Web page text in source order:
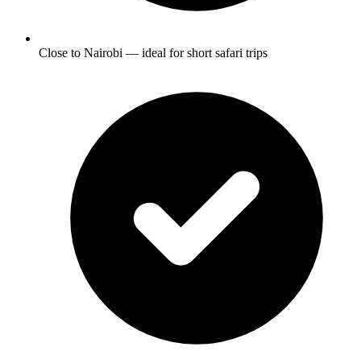
Close to Nairobi — ideal for short safari trips